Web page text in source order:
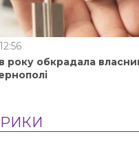
року обкрадала